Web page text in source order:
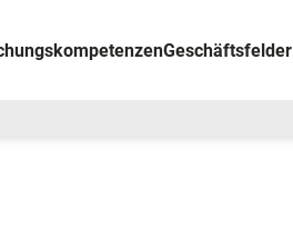
Geschäftsfelder